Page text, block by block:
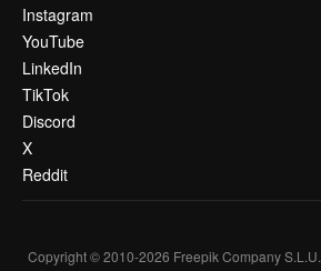
Instagram
YouTube
LinkedIn
TikTok
Discord
X
Reddit
Copyright © 2010-2026 Freepik Company S.L.U.